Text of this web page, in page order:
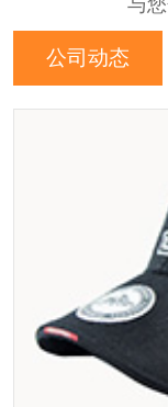
与
公司动态